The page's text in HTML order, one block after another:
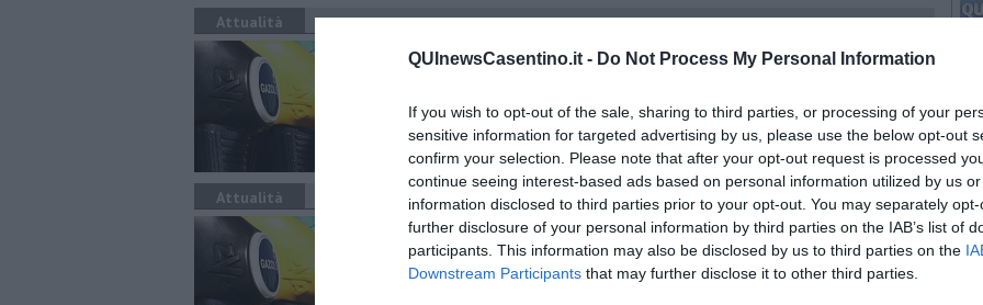
QUInewsCasentino.it - Do Not Process My Personal Information
If you wish to opt-out of the sale, sharing to third parties, or processing of your
sensitive information for targeted advertising by us, please use the below opt-out
confirm your selection. Please note that after your opt-out request is processed
continue seeing interest-based ads based on personal information utilized by us
information disclosed to third parties prior to your opt-out. You may separately
further disclosure of your personal information by third parties on the IAB’s list of
participants. This information may also be disclosed by us to third parties on the
Downstream Participants that may further disclose it to other third parties.
Attualità SABATO06 GIUGNO 2026ORE 09:15
​Benzina, gasolio, gpl, ecco dove risparmiare
comune gli impianti più economici dove fare rifornimento.
Attualità SABATO 30 MAGGIO 2026 ORE 09:15
​Benzina, gasolio, gpl, ecco dove risparmiare
Ecco l'elenco dei prezzi del carburante in provincia di Arezzo. Comune per
comune gli impianti più economici dove fare rifornimento.